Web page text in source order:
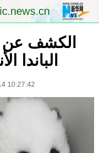
الصفحة الأولى
العالم
الثقافة والتعليم
السياحة والبيئة
الكشف
الباندا
10:27:42